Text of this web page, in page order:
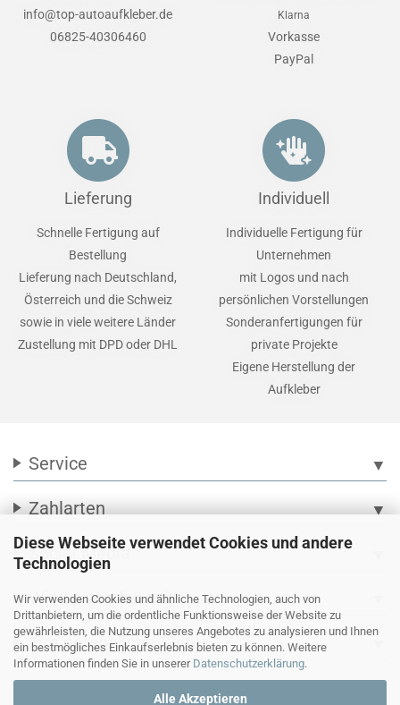
Diese Webseite verwendet Cookies und andere
Technologien
Wir verwenden Cookies und ähnliche Technologien, auch von
Drittanbietern, um die ordentliche Funktionsweise der Website zu
gewährleisten, die Nutzung unseres Angebotes zu analysieren und Ihnen
ein bestmögliches Einkaufserlebnis bieten zu können. Weitere
Informationen finden Sie in unserer Datenschutzerklärung.
Alle Akzeptieren
info@top-autoaufkleber.de
06825-40306460
Klarna
Vorkasse
PayPal
Lieferung
Schnelle Fertigung auf
Bestellung
Lieferung nach Deutschland,
Österreich und die Schweiz
sowie in viele weitere Länder
Zustellung mit DPD oder DHL
Individuell
Individuelle Fertigung für
Unternehmen
mit Logos und nach
persönlichen Vorstellungen
Sonderanfertigungen für
private Projekte
Eigene Herstellung der
Aufkleber
Service ▼
Zahlarten ▼
Social Media
Wir versenden mit
Ihre persönliche Seite